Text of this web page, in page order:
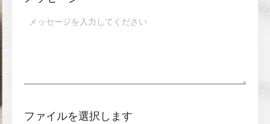
ファイルを選択します